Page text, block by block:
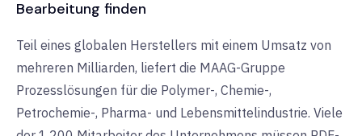
Bearbeitung finden
Teil eines globalen Herstellers mit einem Umsatz von
mehreren Milliarden, liefert die MAAG-Gruppe
Prozesslösungen für die Polymer-, Chemie-,
Petrochemie-, Pharma- und Lebensmittelindustrie. Viele